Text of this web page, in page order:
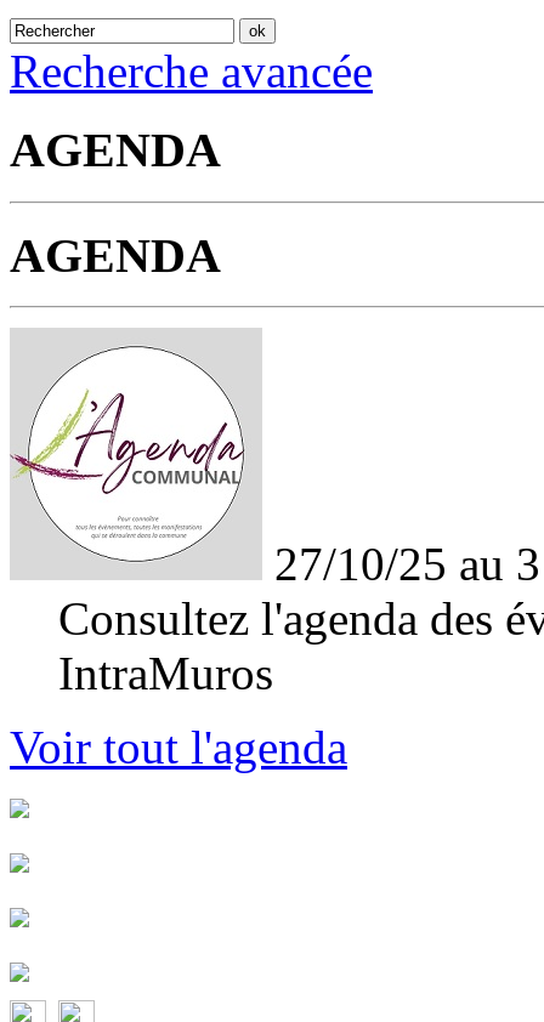
Recherche avancée
AGENDA
AGENDA
27/10/25 au
Consultez l'agenda des
IntraMuros
Voir tout l'agenda